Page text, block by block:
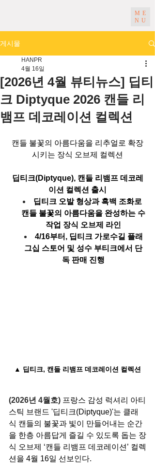
ME
NU
게시물
[2026년 4월 뷰티뉴스] 딥티
크 Diptyque 2026 캔들 리
뱀프 데코레이션 컬렉션
HANPR
4월 16일
캔들 불꽃의 아름다움을 리추얼로 확장
시키는 장식 오브제 컬렉션
딥티크(Diptyque), 캔들 리뱀프 데코레
이션 컬렉션 출시
딥티크 오발 형상과 흑백 조화로
캔들 불꽃의 아름다움을 완성하는 수
작업 장식 오브제 라인
4/16부터, 딥티크 가로수길 플래
그십 스토어 및 성수 부티크에서 단
독 판매 진행
▲ 딥티크, 캔들 리뱀프 데코레이션 컬렉션
(2026년 4월호) 프랑스 감성 럭셔리 아티
스틱 브랜드 '딥티크(Diptyque)'는 클래
식 캔들의 불꽃과 빛이 만들어내는 순간
을 한층 아름답게 즐길 수 있도록 돕는 장
식 오브제 ‘캔들 리뱀프 데코레이션’ 컬렉
션을 4월 16일 선보인다.